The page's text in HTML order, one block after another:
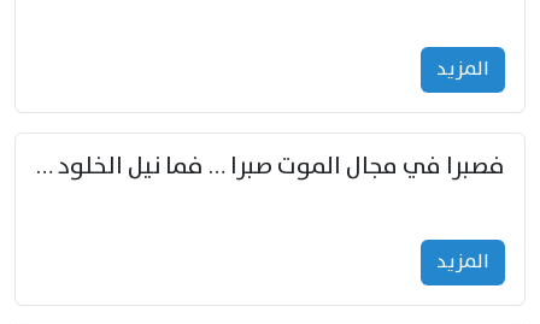
المزید
فصبرا في مجال الموت صبرا … فما نيل الخلود بمستطاع
المزید